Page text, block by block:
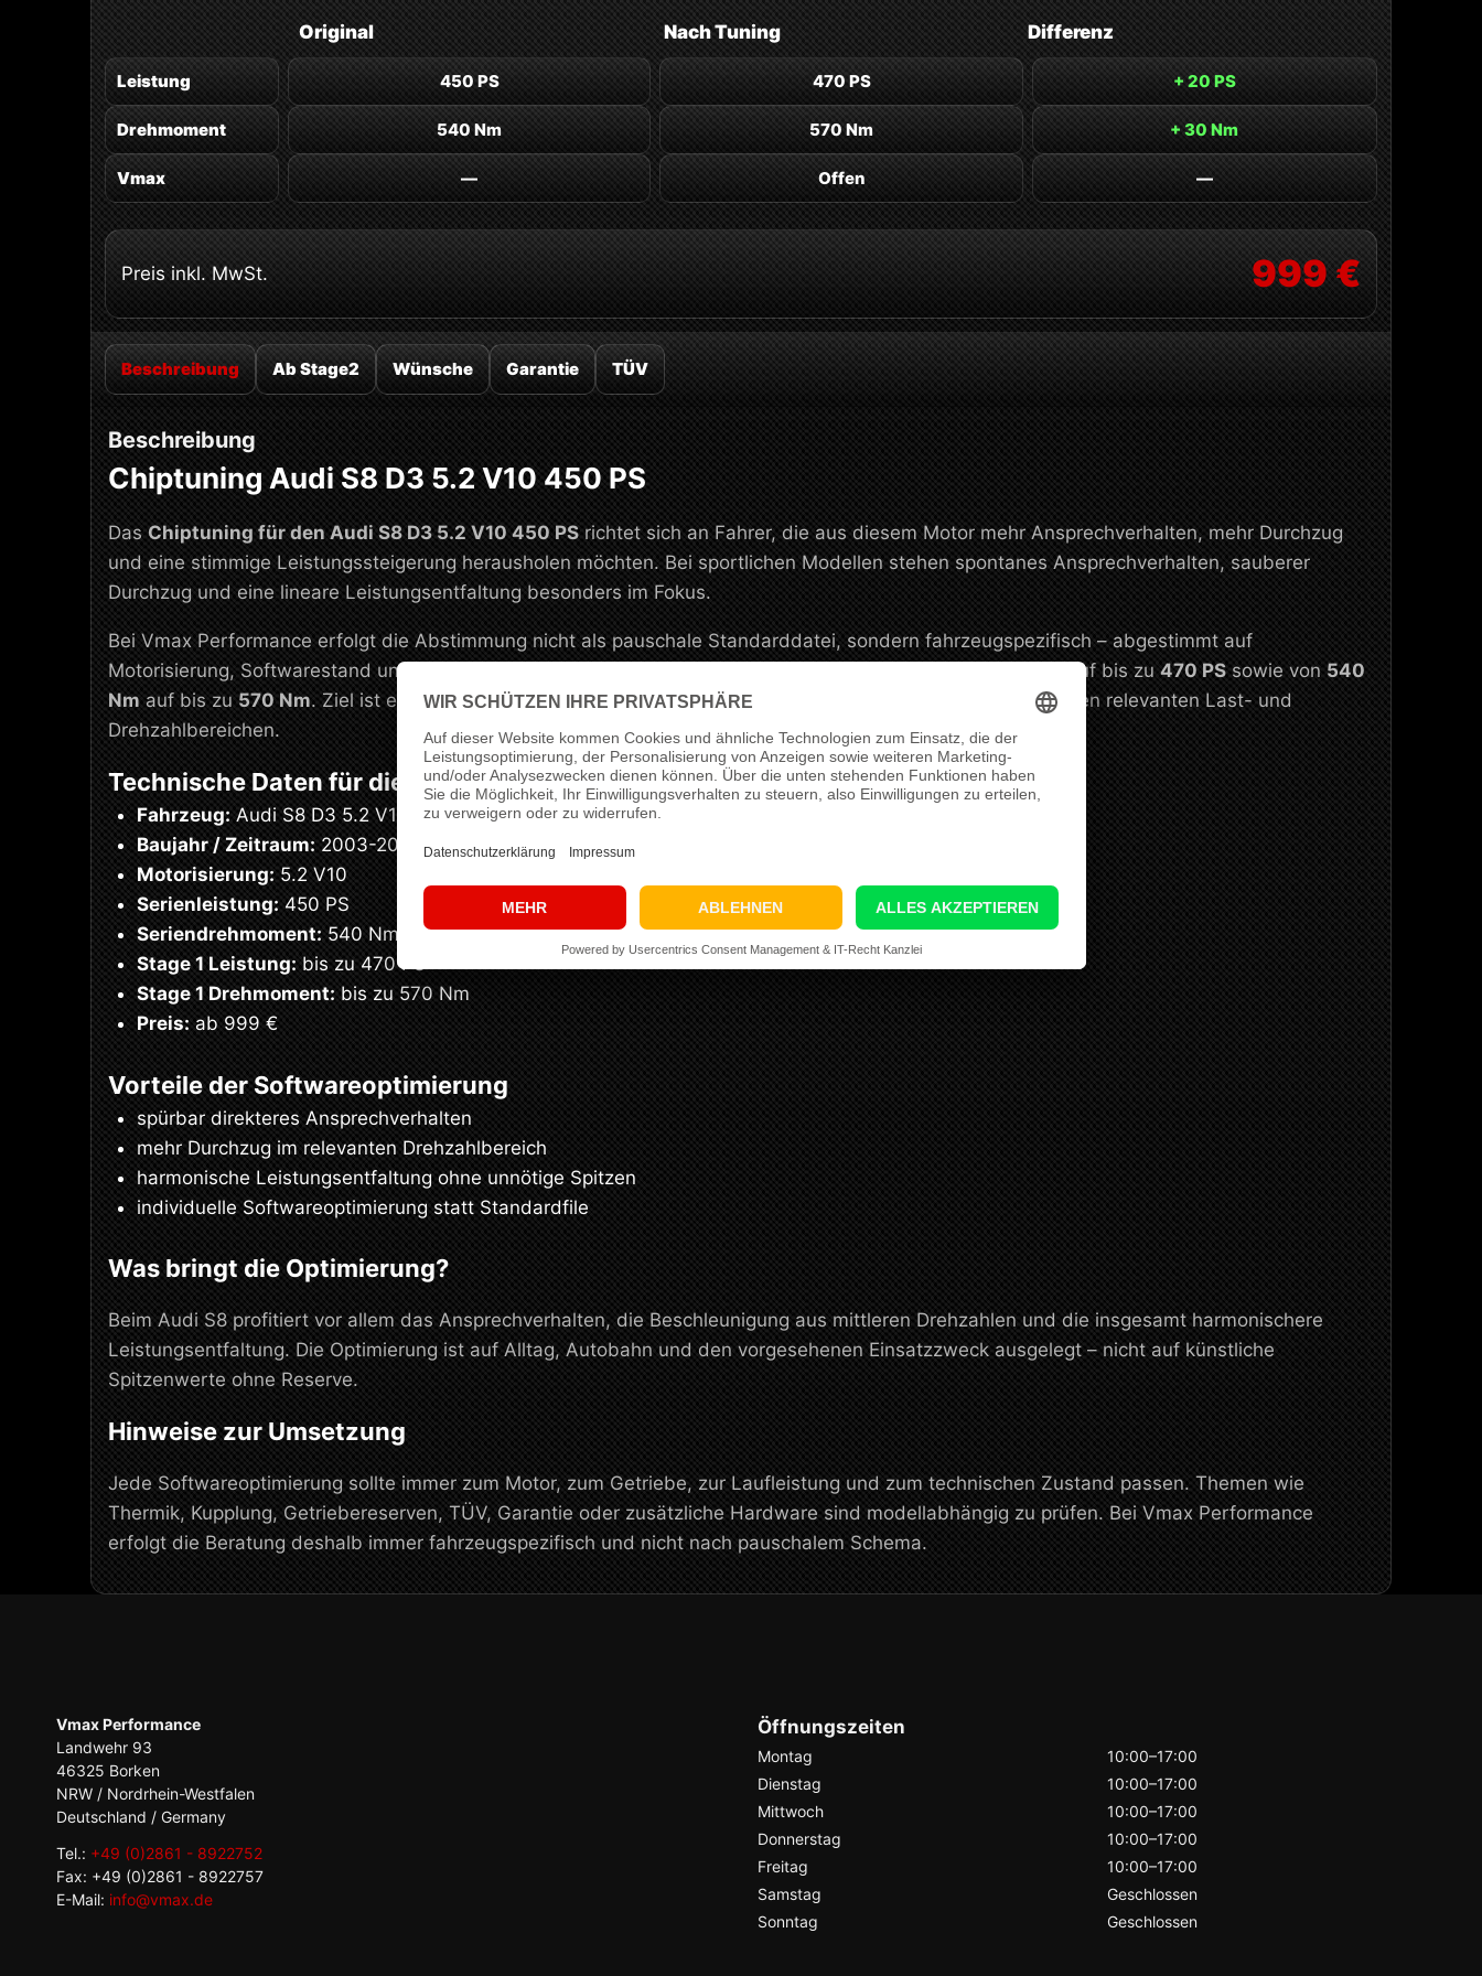
Original NachTuning Differenz
Leistung 450 PS 470 PS + 20 PS
Drehmoment 540 Nm 570 Nm + 30 Nm
Vmax — Offen —
Preis inkl. MwSt. 999 €
Beschreibung Ab Stage2 Wünsche Garantie TÜV
Beschreibung
Chiptuning Audi S8 D3 5.2 V10 450 PS
Das Chiptuning für den Audi S8 D3 5.2 V10 450 PS richtet sich an Fahrer, die aus diesem Motor mehr Ansprechverhalten, mehr Durchzug
und eine stimmige Leistungssteigerung herausholen möchten. Bei sportlichen Modellen stehen spontanes Ansprechverhalten, sauberer
Durchzug und eine lineare Leistungsentfaltung besonders im Fokus.
Bei Vmax Performance erfolgt die Abstimmung nicht als pauschale Standarddatei, sondern fahrzeugspezifisch – abgestimmt auf
Motorisierung, Softwarestand und den geplanten Einsatzbereich. Für dieses Setup arbeiten wir von
auf bis zu 470 PS sowie von 540
Nm auf bis zu 570 Nm. Ziel ist eine saubere, alltagstaugliche Leistungssteigerung mit stimmiger Reserve in den relevanten Last- und
Drehzahlbereichen.
Technische Daten für dieses Setup
Fahrzeug: Audi S8 D3 5.2 V10
Baujahr / Zeitraum: 2003-2010
Motorisierung: 5.2 V10
Serienleistung: 450 PS
Seriendrehmoment: 540 Nm
Stage 1 Leistung: bis zu 470 PS
Stage 1 Drehmoment: bis zu 570 Nm
Preis: ab 999 €
Vorteile der Softwareoptimierung
spürbar direkteres Ansprechverhalten
mehr Durchzug im relevanten Drehzahlbereich
harmonische Leistungsentfaltung ohne unnötige Spitzen
individuelle Softwareoptimierung statt Standardfile
Was bringt die Optimierung?
Beim Audi S8 profitiert vor allem das Ansprechverhalten, die Beschleunigung aus mittleren Drehzahlen und die insgesamt harmonischere
Leistungsentfaltung. Die Optimierung ist auf Alltag, Autobahn und den vorgesehenen Einsatzzweck ausgelegt – nicht auf künstliche
Spitzenwerte ohne Reserve.
Hinweise zur Umsetzung
Jede Softwareoptimierung sollte immer zum Motor, zum Getriebe, zur Laufleistung und zum technischen Zustand passen. Themen wie
Thermik, Kupplung, Getriebereserven, TÜV, Garantie oder zusätzliche Hardware sind modellabhängig zu prüfen. Bei Vmax Performance
erfolgt die Beratung deshalb immer fahrzeugspezifisch und nicht nach pauschalem Schema.
Vmax Performance
Landwehr 93
46325 Borken
NRW / Nordrhein-Westfalen
Deutschland / Germany
Tel.: +49 (0)2861 - 8922752
Fax: +49 (0)2861 - 8922757
E-Mail: info@vmax.de
Öffnungszeiten
Montag
10:00–17:00
Dienstag
10:00–17:00
Mittwoch
10:00–17:00
Donnerstag
10:00–17:00
Freitag
10:00–17:00
Samstag
Geschlossen
Sonntag
Geschlossen